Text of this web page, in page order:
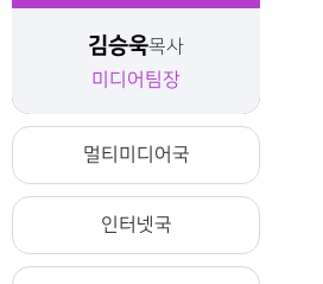
김승욱목사
미디어팀장
멀티미디어국
인터넷국